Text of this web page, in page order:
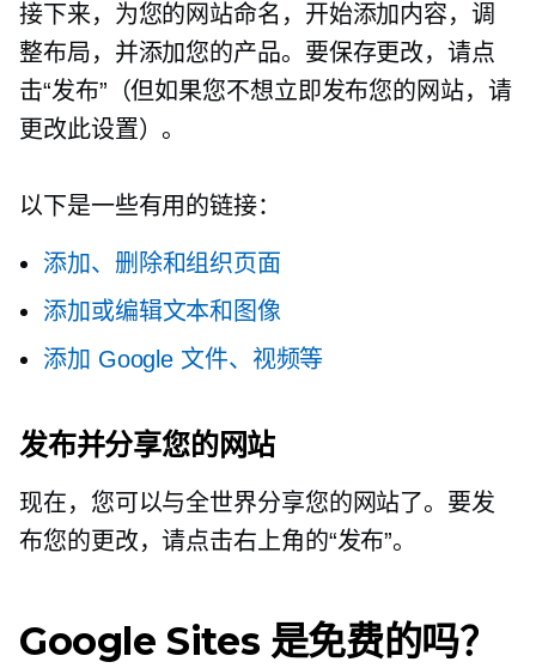
接下来，为您的网站命名，开始添加内容，调
整布局，并添加您的产品。要保存更改，请点
击“发布”（但如果您不想立即发布您的网站，请
更改此设置）。
以下是一些有用的链接：
添加、删除和组织页面
添加或编辑文本和图像
添加 Google 文件、视频等
发布并分享您的网站
现在，您可以与全世界分享您的网站了。要发
布您的更改，请点击右上角的“发布”。
Google Sites 是免费的吗？